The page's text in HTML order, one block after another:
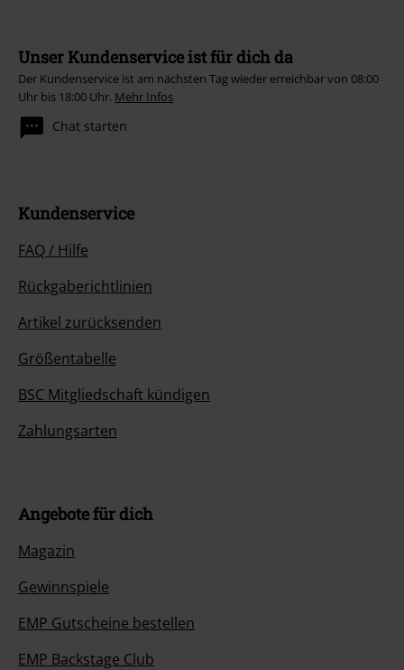
Unser Kundenservice ist für dich da
Der Kundenservice ist am nächsten Tag wieder erreichbar von 08:00
Uhr bis 18:00 Uhr. Mehr Infos
Chat starten
Kundenservice
FAQ / Hilfe
Rückgaberichtlinien
Artikel zurücksenden
Größentabelle
BSC Mitgliedschaft kündigen
Zahlungsarten
Angebote für dich
Magazin
Gewinnspiele
EMP Gutscheine bestellen
EMP Backstage Club